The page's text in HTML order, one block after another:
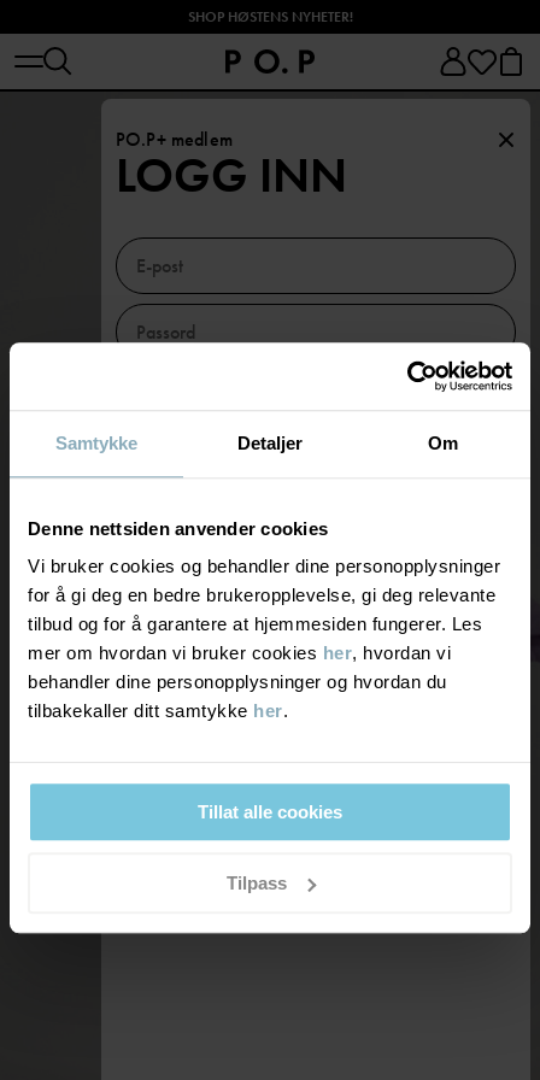
Samtykke Detaljer Om
Denne nettsiden anvender cookies
Vi bruker cookies og behandler dine personopplysninger
for å gi deg en bedre brukeropplevelse, gi deg relevante
tilbud og for å garantere at hjemmesiden fungerer. Les
mer om hvordan vi bruker cookies her, hvordan vi
behandler dine personopplysninger og hvordan du
tilbakekaller ditt samtykke her.
Tillat alle cookies
Tilpass
SHOP HØSTENS NYHETER!
PO.P+ medlem
LOGG INN
Som medlem av oss får du:
Velkomstrabatt - 10% på ditt første kjøp*
Bonus på alle kjøp
Eksklusive tilbud og rabatter
LES MER OM VÅRE MEDLEMSFORDELER.